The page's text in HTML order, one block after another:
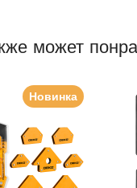
может
Новинка